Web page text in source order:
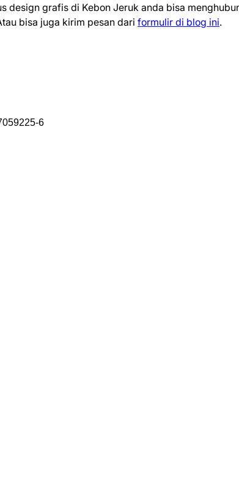
design grafis di Kebon Jeruk anda bisa
bisa juga kirim pesan dari formulir di blog ini.
6